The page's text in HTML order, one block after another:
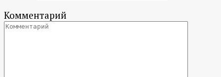
Комментарий